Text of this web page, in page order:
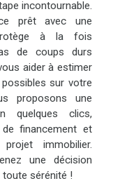
incontournable.
prêt avec une
à la fois
de coups durs
aider à estimer
sur votre
proposons une
quelques clics,
financement et
immobilier.
une décision
sérénité !